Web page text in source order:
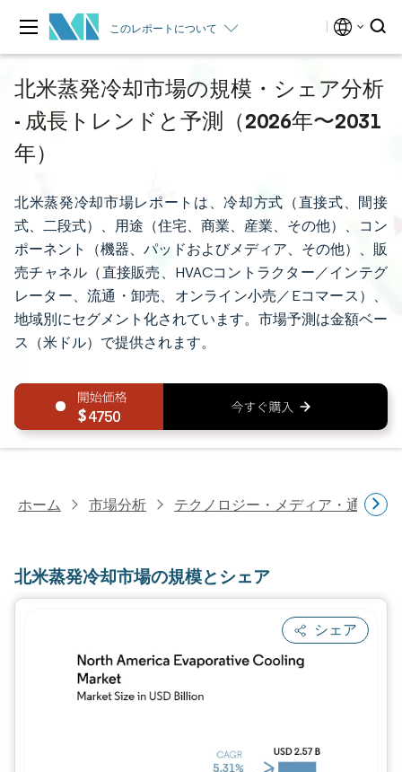
このレポートについて
北米蒸発冷却市場の規模・シェア分析
- 成長トレンドと予測（2026年〜2031
年）
北米蒸発冷却市場レポートは、冷却方式（直接式、間接
式、二段式）、用途（住宅、商業、産業、その他）、コン
ポーネント（機器、パッドおよびメディア、その他）、販
売チャネル（直接販売、HVACコントラクター／インテグ
レーター、流通・卸売、オンライン小売／Eコマース）、
地域別にセグメント化されています。市場予測は金額ベー
ス（米ドル）で提供されます。
4750
ホーム 市場分析 テクノロジー・メディア・通信研
北米蒸発冷却市場の規模とシェア
シェア